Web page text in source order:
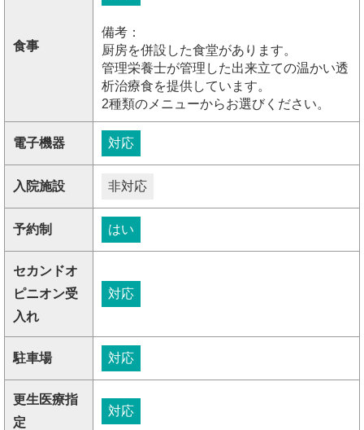
食事
備考：
厨房を併設した食堂があります。
管理栄養士が管理した出来立ての温かい透
析治療食を提供しています。
2種類のメニューからお選びください。
電子機器 対応
入院施設 非対応
予約制 はい
セカンドオ
ピニオン受
入れ
対応
駐車場 対応
更生医療指
定
対応